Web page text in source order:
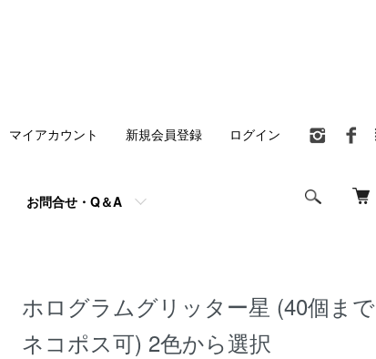
お問合せ・Q＆A
マイアカウント 新規会員登録 ログイン
ホログラムグリッター星 (40個まで
ネコポス可) 2色から選択